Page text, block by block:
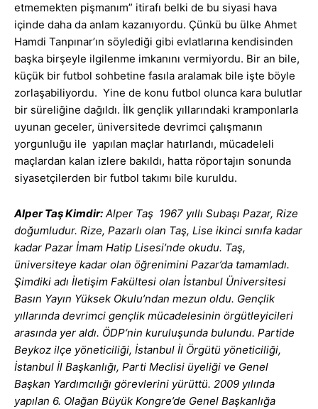
etmemekten pişmanım” itirafı belki de bu siyasi hava
içinde daha da anlam kazanıyordu. Çünkü bu ülke Ahmet
Hamdi Tanpınar’ın söylediği gibi evlatlarına kendisinden
başka birşeyle ilgilenme imkanını vermiyordu. Bir an bile,
küçük bir futbol sohbetine fasıla aralamak bile işte böyle
zorlaşabiliyordu. Yine de konu futbol olunca kara bulutlar
bir süreliğine dağıldı. İlk gençlik yıllarındaki kramponlarla
uyunan geceler, üniversitede devrimci çalışmanın
yorgunluğu ile yapılan maçlar hatırlandı, mücadeleli
maçlardan kalan izlere bakıldı, hatta röportajın sonunda
siyasetçilerden bir futbol takımı bile kuruldu.
Alper TaşKimdir: Alper Taş 1967 yıllı Subaşı Pazar, Rize
doğumludur. Rize, Pazarlı olan Taş, Lise ikinci sınıfa kadar
kadar Pazar İmam Hatip Lisesi’nde okudu. Taş,
üniversiteye kadar olan öğrenimini Pazar’da tamamladı.
Şimdiki adı İletişim Fakültesi olan İstanbul Üniversitesi
Basın Yayın Yüksek Okulu’ndan mezun oldu. Gençlik
yıllarında devrimci gençlik mücadelesinin örgütleyicileri
arasında yer aldı. ÖDP‘nin kuruluşunda bulundu. Partide
Beykoz ilçe yöneticiliği, İstanbul İl Örgütü yöneticiliği,
İstanbul İl Başkanlığı, Parti Meclisi üyeliği ve Genel
Başkan Yardımcılığı görevlerini yürüttü. 2009 yılında
yapılan 6. Olağan Büyük Kongre’de Genel Başkanlığa